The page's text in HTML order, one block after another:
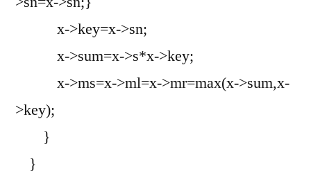
x->key=x->sn;
x->sum=x->s*x->key;
x->ms=x->ml=x->mr=max(x->sum,x-
>key);
}
}